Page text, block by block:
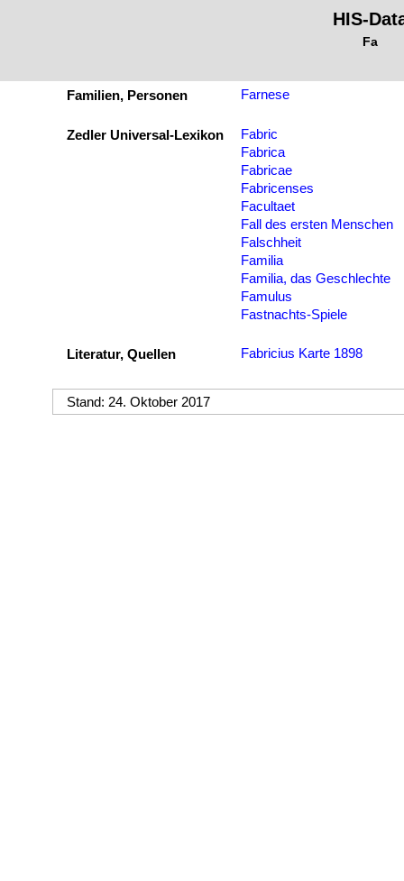
HIS-
Fa
Familien, Personen Farnese
Zedler Universal-Lexikon
Fabric
Fabrica
Fabricae
Fabricenses
Facultaet
Fall des ersten Menschen
Falschheit
Familia
Familia, das Geschlechte
Famulus
Fastnachts-Spiele
Literatur, Quellen Fabricius Karte 1898
Stand: 24. Oktober 2017